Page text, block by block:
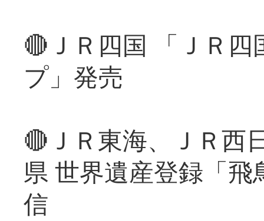
🔴ＪＲ四国 「ＪＲ
プ」発売
🔴ＪＲ東海、ＪＲ西
県 世界遺産登録「
信